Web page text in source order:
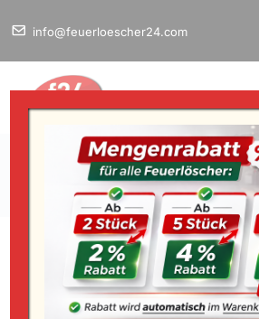
info@feuerloescher24.com
Startseite»Gloria P 12 M –
Auflade-Feuerlöscher mit 15 LE